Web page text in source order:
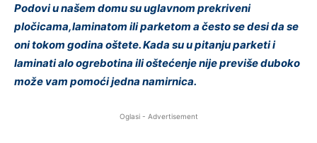
Podovi u našem domu su uglavnom prekriveni
pločicama,laminatom ili parketom a često se desi da se
oni tokom godina oštete. Kada su u pitanju parketi i
laminati alo ogrebotina ili oštećenje nije previše duboko
može vam pomoći jedna namirnica.
Oglasi - Advertisement